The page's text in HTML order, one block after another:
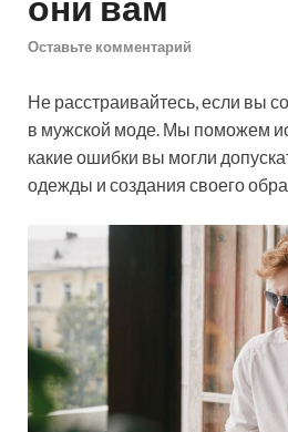
Оставьте комментарий
Не расстраивайтесь, если вы
в мужской моде. Мы поможем
какие ошибки вы могли
одежды и создания своего